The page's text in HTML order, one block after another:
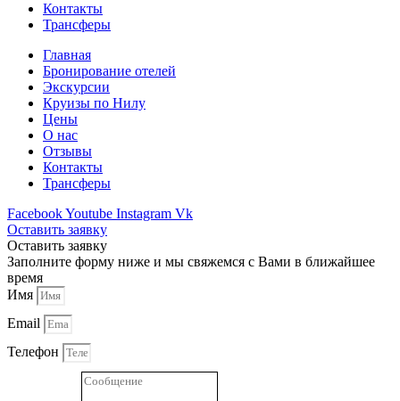
Контакты
Трансферы
Главная
Бронирование отелей
Экскурсии
Круизы по Нилу
Цены
О нас
Отзывы
Контакты
Трансферы
FacebookYoutube Instagram Vk
Оставить заявку
Оставить заявку
Заполните форму ниже и мы свяжемся с Вами в ближайшее
время
Имя
Email
Телефон